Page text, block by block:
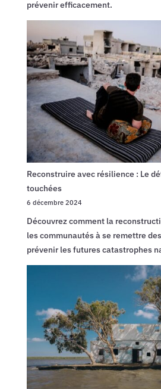
prévenir efficacement.
Reconstruire avec résilience : Le
touchées
6 décembre 2024
Découvrez comment la
les communautés à se remettre
prévenir les futures catastrophes